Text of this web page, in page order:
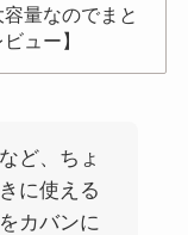
量なのでまと
ュー】
ど、ちょ
に使える
カバンに